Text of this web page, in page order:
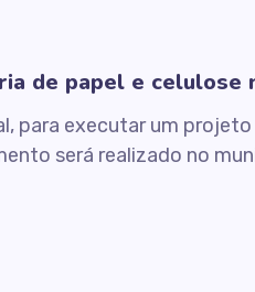
de papel e celulose
para executar um
será realizado no